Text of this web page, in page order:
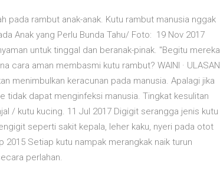
pada rambut anak-anak. Kutu rambut manusia nggak
Anak yang Perlu Bunda Tahu/ Foto: 19 Nov 2017
untuk tinggal dan beranak-pinak. "Begitu mereka
cara aman membasmi kutu rambut? WAINI · ULASAN
menimbulkan keracunan pada manusia. Apalagi jika
tidak dapat menginfeksi manusia. Tingkat kesulitan
/ kutu kucing. 11 Jul 2017 Digigit serangga jenis kutu
seperti sakit kepala, leher kaku, nyeri pada otot
Setiap kutu nampak merangkak naik turun
perlahan.